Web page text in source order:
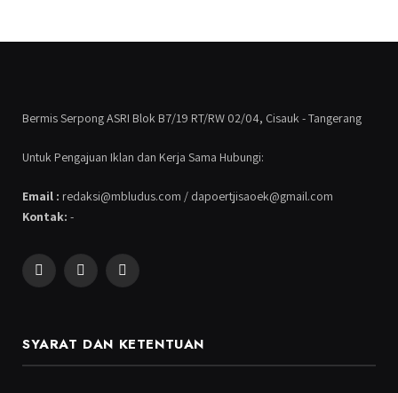
Bermis Serpong ASRI Blok B7/19 RT/RW 02/04, Cisauk - Tangerang
Untuk Pengajuan Iklan dan Kerja Sama Hubungi:
Email : redaksi@mbludus.com / dapoertjisaoek@gmail.com
Kontak: -
FacebookInstagramYouTube
SYARAT DAN KETENTUAN